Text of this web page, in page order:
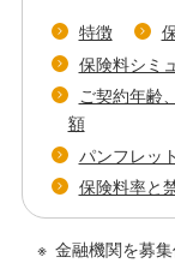
特徴
保険料シミ
ご契約年齢
額
パンフレッ
保険料率と
金融機関を募